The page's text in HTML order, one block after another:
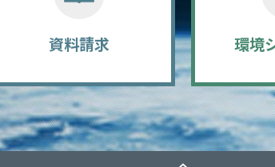
資料請求 環境